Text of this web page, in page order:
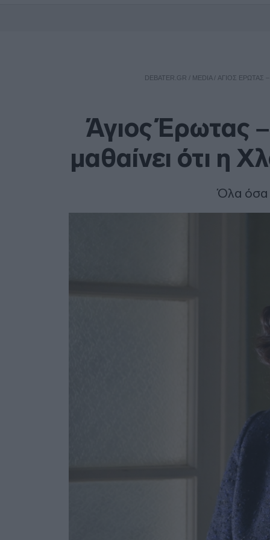
DEBATER.GR / MEDIA/ ΆΓΙΟΣ ΈΡΩΤΑΣ
Άγιος Έρωτας
μαθαίνει ότι η
Όλα όσα